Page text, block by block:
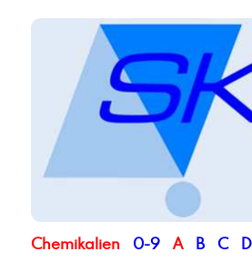
Chemikalien 0-9 A B C D